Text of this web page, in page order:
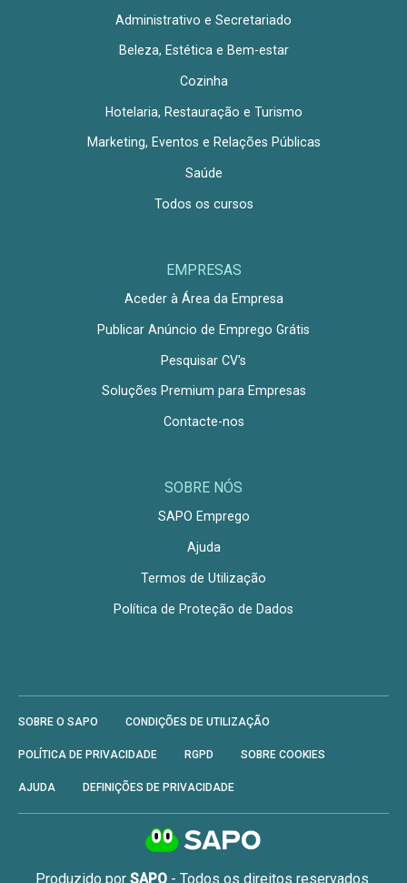
Administrativo e Secretariado
Beleza, Estética e Bem-estar
Cozinha
Hotelaria, Restauração e Turismo
Marketing, Eventos e Relações Públicas
Saúde
Todos os cursos
EMPRESAS
Aceder à Área da Empresa
Publicar Anúncio de Emprego Grátis
Pesquisar CV's
Soluções Premium para Empresas
Contacte-nos
SOBRE NÓS
SAPO Emprego
Ajuda
Termos de Utilização
Política de Proteção de Dados
SOBRE O SAPO CONDIÇÕES DE UTILIZAÇÃO
POLÍTICA DE PRIVACIDADE RGPD SOBRE COOKIES
AJUDA DEFINIÇÕES DE PRIVACIDADE
Produzido por SAPO - Todos os direitos reservados.